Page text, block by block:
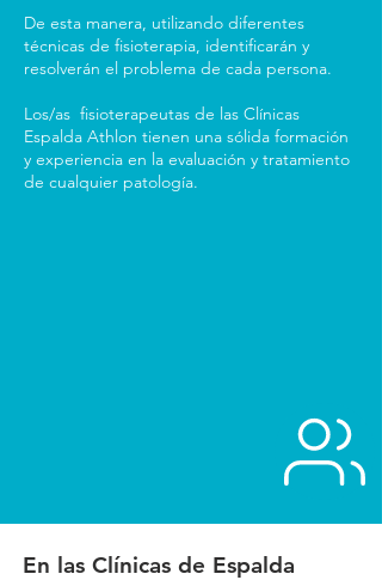
De esta manera, utilizando diferentes
técnicas de fisioterapia, identificarán y
resolverán el problema de cada persona.
Los/as fisioterapeutas de las Clínicas
Espalda Athlon tienen una sólida formación
y experiencia en la evaluación y tratamiento
de cualquier patología.
En las Clínicas de Espalda